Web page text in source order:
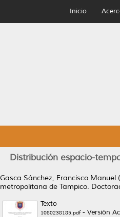
Inicio
Distribución espacio-
Gasca Sánchez, Francisco Manuel
metropolitana de Tampico.
Texto
1080238185.pdf- Versión